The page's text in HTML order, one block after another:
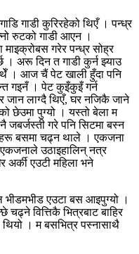
गाडी कुरिरहेको थिएँ । पन्ध्र
रुटको गाडी आएन ।
गरेर पन्ध्र सोह्र
। अरू दिन त गाडी कुर्न झ्याउ
। आज चैं पेट खाली हुँदा पनि
गइनँ । पेट कुइँकुइँ गर्न
जान लाग्दै थिएँ, घर नजिकै जाने
छेउमा पुग्यो । यस्तो बेला म
गरे पनि सिटमा बस्न
बसमा चढ्न थाले । एकजना
उठाइहालिन् नत्र
एउटी महिला भने
एउटा बस आइपुग्यो ।
वित्तिकै भित्रबाट बाहिर
। म बसभित्र पस्नासाथै